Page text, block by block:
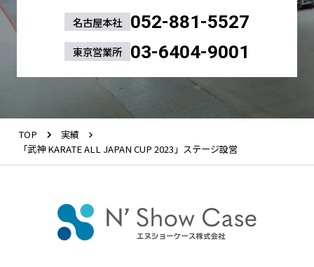
名古屋本社 052-881-5527
東京営業所 03-6404-9001
TOP
実績
「武神 KARATE ALL JAPAN CUP 2023」ステージ設営